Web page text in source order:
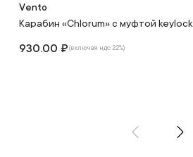
Vento
Карабин «Chlorum» с муфтой keylock
930.00 ₽(включая ндс 22%)